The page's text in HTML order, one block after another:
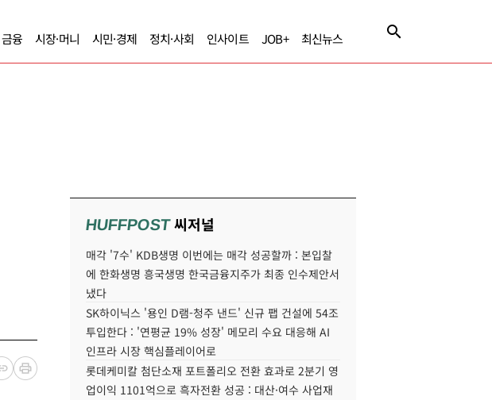
금융 시장·머니 시민·경제 정치·사회 인사이트 JOB+ 최신뉴스
HUFFPOST씨저널
매각 '7수' KDB생명 이번에는 매각 성공할까 : 본입찰
에 한화생명 흥국생명 한국금융지주가 최종 인수제안서
냈다
SK하이닉스 '용인 D램-청주 낸드' 신규 팹 건설에 54조
투입한다 : '연평균 19% 성장' 메모리 수요 대응해 AI
인프라 시장 핵심플레이어로
롯데케미칼 첨단소재 포트폴리오 전환 효과로 2분기 영
업이익 1101억으로 흑자전환 성공 : 대산·여수 사업재